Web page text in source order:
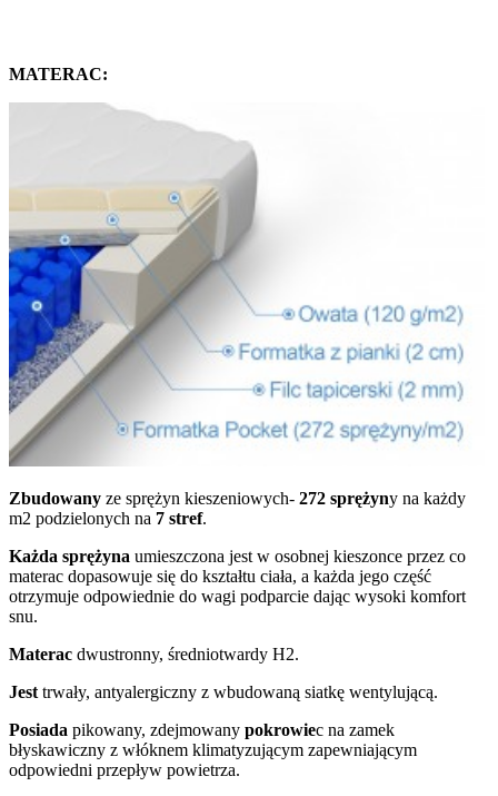
MATERAC:
Zbudowany ze sprężyn kieszeniowych- 272 sprężyny na każdy
m2 podzielonych na 7 stref.
Każda sprężyna umieszczona jest w osobnej kieszonce przez co
materac dopasowuje się do kształtu ciała, a każda jego część
otrzymuje odpowiednie do wagi podparcie dając wysoki komfort
snu.
Materac dwustronny, średniotwardy H2.
Jest trwały, antyalergiczny z wbudowaną siatkę wentylującą.
Posiada pikowany, zdejmowany pokrowiec na zamek
błyskawiczny z włóknem klimatyzującym zapewniającym
odpowiedni przepływ powietrza.